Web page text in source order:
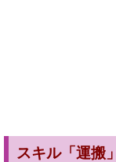
スキル「運搬